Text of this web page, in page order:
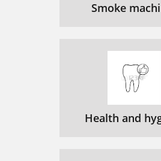
Smoke
Health and